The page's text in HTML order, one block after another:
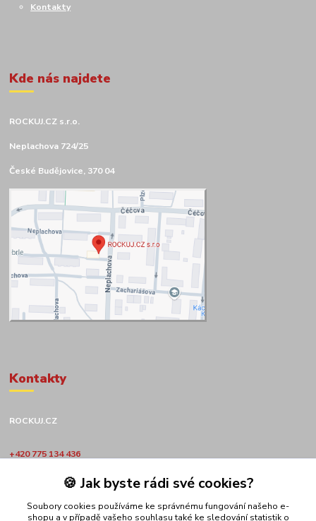
Kontakty
Kde nás najdete
ROCKUJ.CZ s.r.o.
Neplachova 724/25
České Budějovice, 370 04
Kontakty
ROCKUJ.CZ
+420 775 134 436
obchod@rockuj.cz🍪 Jak byste rádi své cookies?
Soubory cookies používáme ke správnému fungování našeho e-
shopu a v případě vašeho souhlasu také ke sledování statistik o